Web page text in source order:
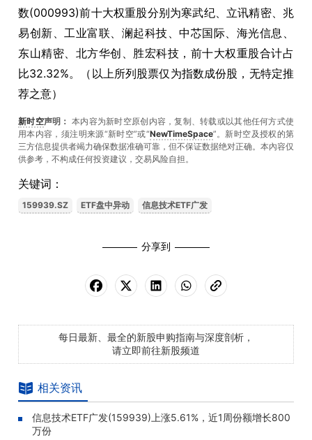
数(000993)前十大权重股分别为寒武纪、立讯精密、兆
易创新、工业富联、澜起科技、中芯国际、海光信息、
东山精密、北方华创、胜宏科技，前十大权重股合计占
比32.32%。（以上所列股票仅为指数成份股，无特定推
荐之意）
新时空声明： 本内容为新时空原创内容，复制、转载或以其他任何方式使
用本内容，须注明来源“新时空”或“NewTimeSpace”。新时空及授权的第
三方信息提供者竭力确保数据准确可靠，但不保证数据绝对正确。本內容仅
供参考，不构成任何投资建议，交易风险自担。
关键词：
159939.SZ ETF盘中异动 信息技术ETF广发
分享到
每日最新、最全的新股申购指南与深度剖析，
请立即前往新股频道
相关资讯
信息技术ETF广发(159939)上涨5.61%，近1周份额增长800
万份